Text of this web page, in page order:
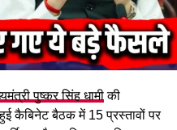
का बड़ा एक्शन, बैठक में
पुष्कर सिंह धामीकी
कैबिनेट बैठक में 15 प्रस्तावों पर